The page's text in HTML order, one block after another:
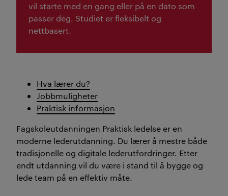
vil starte med en gang eller på en dato som
passer deg. Studiet er fleksibelt og
nettbasert.
Hva lærer du?
Jobbmuligheter
Praktisk informasjon
Fagskoleutdanningen Praktisk ledelse er en
moderne lederutdanning. Du lærer å mestre både
tradisjonelle og digitale lederutfordringer. Etter
endt utdanning vil du være i stand til å bygge og
lede team på en effektiv måte.